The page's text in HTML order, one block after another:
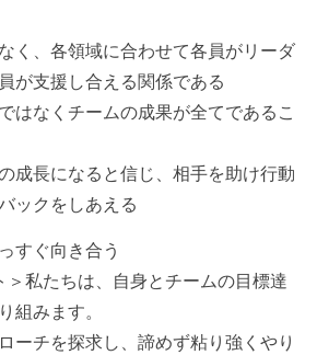
く、各領域に合わせて各員がリーダ
が支援し合える関係である
はなくチームの成果が全てであるこ
成長になると信じ、相手を助け行動
ックをしあえる
すぐ向き合う
私たちは、自身とチームの目標達
組みます。
ーチを探求し、諦めず粘り強くやり